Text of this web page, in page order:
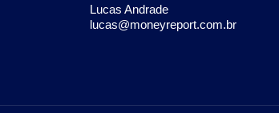
Lucas Andrade
lucas@moneyreport.com.br